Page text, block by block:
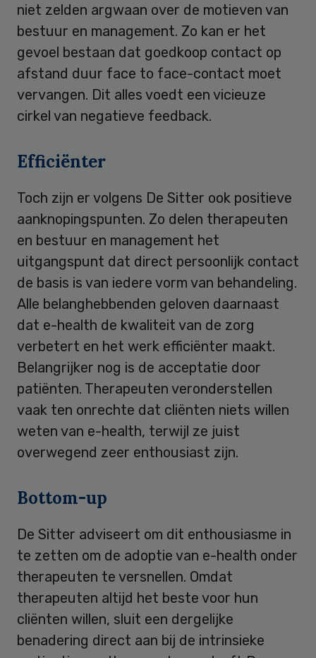
niet zelden argwaan over de motieven van
bestuur en management. Zo kan er het
gevoel bestaan dat goedkoop contact op
afstand duur face to face-contact moet
vervangen. Dit alles voedt een vicieuze
cirkel van negatieve feedback.
Efficiënter
Toch zijn er volgens De Sitter ook positieve
aanknopingspunten. Zo delen therapeuten
en bestuur en management het
uitgangspunt dat direct persoonlijk contact
de basis is van iedere vorm van behandeling.
Alle belanghebbenden geloven daarnaast
dat e-health de kwaliteit van de zorg
verbetert en het werk efficiënter maakt.
Belangrijker nog is de acceptatie door
patiënten. Therapeuten veronderstellen
vaak ten onrechte dat cliënten niets willen
weten van e-health, terwijl ze juist
overwegend zeer enthousiast zijn.
Bottom-up
De Sitter adviseert om dit enthousiasme in
te zetten om de adoptie van e-health onder
therapeuten te versnellen. Omdat
therapeuten altijd het beste voor hun
cliënten willen, sluit een dergelijke
benadering direct aan bij de intrinsieke